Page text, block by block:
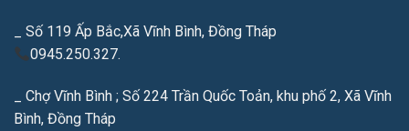
_ Số 119 Ấp Bắc,Xã Vĩnh Bình, Đồng Tháp
0945.250.327.
_ Chợ Vĩnh Bình ; Số 224 Trần Quốc Toản, khu phố 2, Xã Vĩnh
Bình, Đồng Tháp